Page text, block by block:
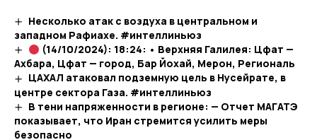
Несколько атак с воздуха в центральном и
западном Рафиахе. #интеллиньюз
(14/10/2024): 18:24: • Верхняя Галилея: Цфат —
Ахбара, Цфат — город, Бар Йохай, Мерон, Региональ
ЦАХАЛ атаковал подземную цель в Нусейрате, в
центре сектора Газа. #интеллиньюз​
В тени напряженности в регионе: — Отчет МАГАТЭ
показывает, что Иран стремится усилить меры
безопасно